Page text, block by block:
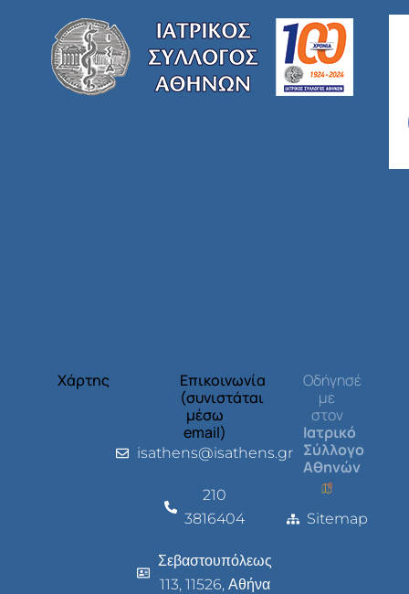
Χάρτης
Επικοινωνία
(συνιστάται
μέσω
email)
isathens@isathens.gr
210
3816404
Σεβαστουπόλεως
113, 11526, Αθήνα
Οδήγησέ
με
στον
Ιατρικό
Σύλλογο
Αθηνών
Sitemap